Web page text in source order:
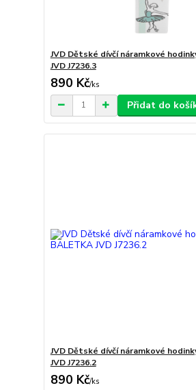
JVD Dětské dívčí náramkové
JVD J7236.3
890 Kč/ks
Přidat do
JVD Dětské dívčí náramkové
JVD J7236.2
890 Kč/ks